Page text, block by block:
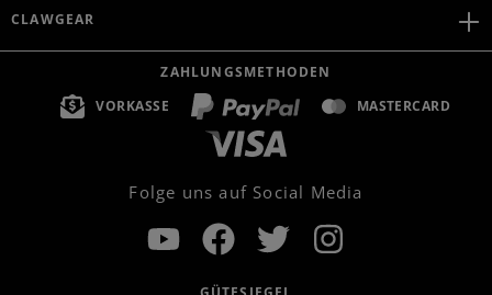
CLAWGEAR
ZAHLUNGSMETHODEN
VORKASSE
MASTERCARD
Folge uns auf Social Media